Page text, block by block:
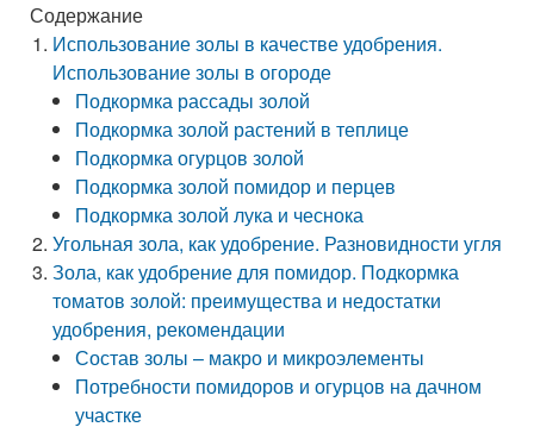
Содержание
Использование золы в качестве удобрения.
Использование золы в огороде
Подкормка рассады золой
Подкормка золой растений в теплице
Подкормка огурцов золой
Подкормка золой помидор и перцев
Подкормка золой лука и чеснока
Угольная зола, как удобрение. Разновидности угля
Зола, как удобрение для помидор. Подкормка
томатов золой: преимущества и недостатки
удобрения, рекомендации
Состав золы – макро и микроэлементы
Потребности помидоров и огурцов на дачном
участке